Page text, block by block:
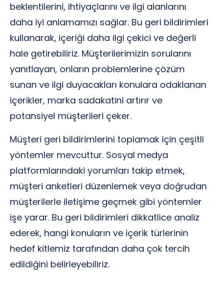
beklentilerini, ihtiyaçlarını ve ilgi alanlarını
daha iyi anlamamızı sağlar. Bu geri bildirimleri
kullanarak, içeriği daha ilgi çekici ve değerli
hale getirebiliriz. Müşterilerimizin sorularını
yanıtlayan, onların problemlerine çözüm
sunan ve ilgi duyacakları konulara odaklanan
içerikler, marka sadakatini artırır ve
potansiyel müşterileri çeker.
Müşteri geri bildirimlerini toplamak için çeşitli
yöntemler mevcuttur. Sosyal medya
platformlarındaki yorumları takip etmek,
müşteri anketleri düzenlemek veya doğrudan
müşterilerle iletişime geçmek gibi yöntemler
işe yarar. Bu geri bildirimleri dikkatlice analiz
ederek, hangi konuların ve içerik türlerinin
hedef kitlemiz tarafından daha çok tercih
edildiğini belirleyebiliriz.